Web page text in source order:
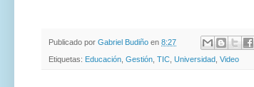
Publicado por Gabriel Budiño en 8:27
Etiquetas: Educación Gestión TIC Universidad Video